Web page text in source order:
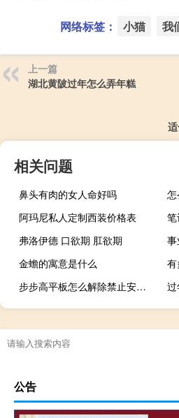
网络标签： 小猫 我
上一篇
湖北黄陂过年怎么弄年糕
相关问题
鼻头有肉的女人命好吗
阿玛尼私人定制西装价格表
弗洛伊德 口欲期 肛欲期
金蟾的寓意是什么
步步高平板怎么解除禁止安装权限
公告